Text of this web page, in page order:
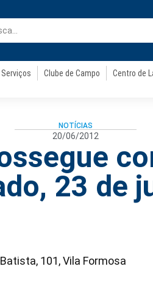
Serviços Clube de Campo Centro de
NOTÍCIAS
20/06/2012
23 de
101, Vila Formosa